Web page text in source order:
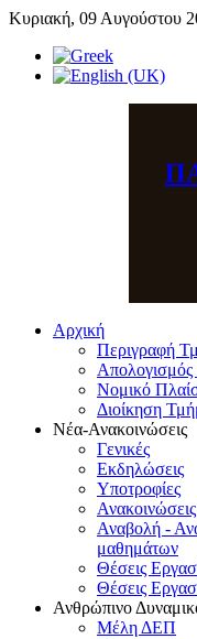
Κυριακή, 09 Αυγούστου
Αρχική
Περιγραφή
Νομικό
Διοίκηση
Νέα-Ανακοινώσεις
Γενικές
Εκδηλώσεις
Υποτροφίες
Αναβολή -
μαθημάτων
Θέσεις
Θέσεις
Ανθρώπινο
Μέλη ΔΕΠ